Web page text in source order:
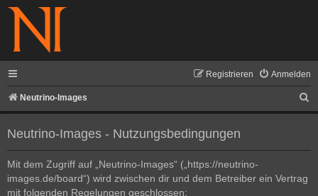
Anmelden
Registrieren
Neutrino-Images
u
Neutrino-Images - Nutzungsbedingungen
Mit dem Zugriff auf „Neutrino-Images“ („https://neutrino-
images.de/board“) wird zwischen dir und dem Betreiber ein Vertrag
mit folgenden Regelungen geschlossen: